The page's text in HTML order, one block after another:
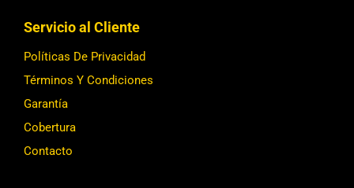
Servicio al Cliente
Políticas De Privacidad
Términos Y Condiciones
Garantía
Cobertura
Contacto